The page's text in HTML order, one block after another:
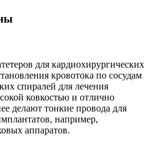
для кардиохирургических
кровотока по сосудам
спиралей для лечения
ковкостью и отлично
делают тонкие провода для
например,
аппаратов.